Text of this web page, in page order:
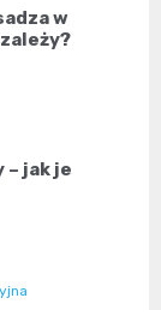
w
– jak je